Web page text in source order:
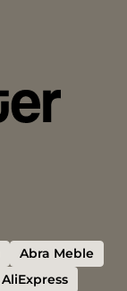
Abra Meble
AliExpress